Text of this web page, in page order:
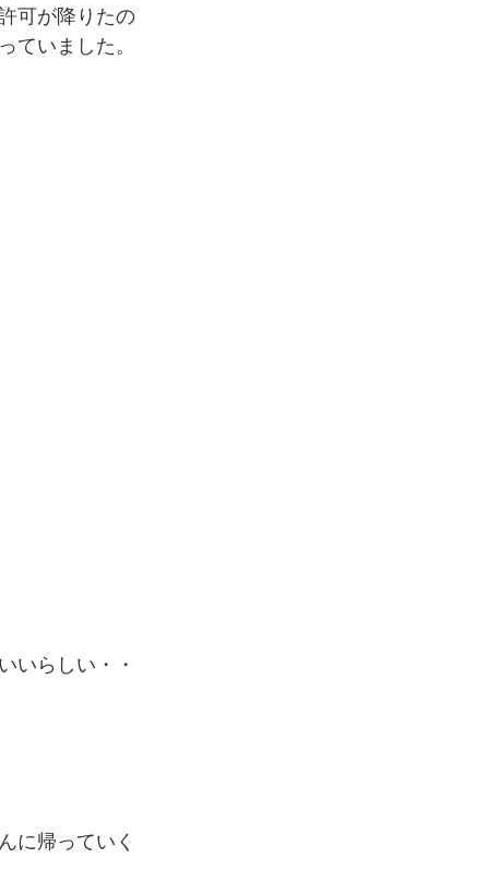
可が降りたの
いました。
いらしい・・
に帰っていく